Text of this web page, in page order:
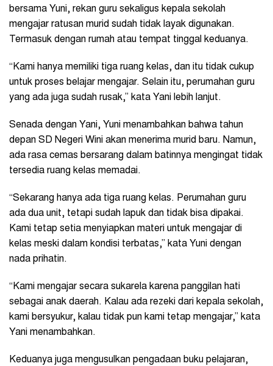
bersama Yuni, rekan guru sekaligus kepala sekolah
mengajar ratusan murid sudah tidak layak digunakan.
Termasuk dengan rumah atau tempat tinggal keduanya.
“Kami hanya memiliki tiga ruang kelas, dan itu tidak cukup
untuk proses belajar mengajar. Selain itu, perumahan guru
yang ada juga sudah rusak,” kata Yani lebih lanjut.
Senada dengan Yani, Yuni menambahkan bahwa tahun
depan SD Negeri Wini akan menerima murid baru. Namun,
ada rasa cemas bersarang dalam batinnya mengingat tidak
tersedia ruang kelas memadai.
“Sekarang hanya ada tiga ruang kelas. Perumahan guru
ada dua unit, tetapi sudah lapuk dan tidak bisa dipakai.
Kami tetap setia menyiapkan materi untuk mengajar di
kelas meski dalam kondisi terbatas,” kata Yuni dengan
nada prihatin.
“Kami mengajar secara sukarela karena panggilan hati
sebagai anak daerah. Kalau ada rezeki dari kepala sekolah,
kami bersyukur, kalau tidak pun kami tetap mengajar,” kata
Yani menambahkan.
Keduanya juga mengusulkan pengadaan buku pelajaran,